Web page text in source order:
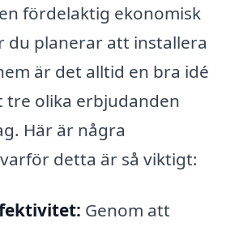
fördelaktig ekonomisk
du planerar att installera
är det alltid en bra idé
tre olika erbjudanden
Här är några
detta är så viktigt:
Genom att